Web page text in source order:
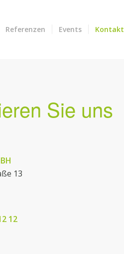
Referenzen Events Kontakt
Sie uns
13
12